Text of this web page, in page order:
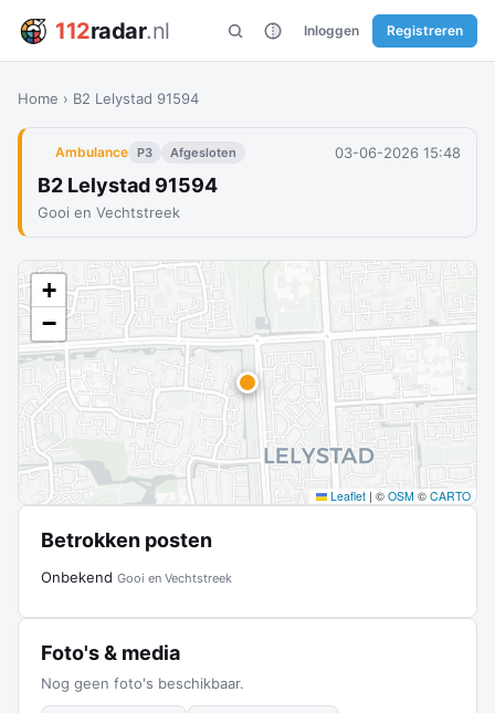
112radar.nl Inloggen Registreren
Home › B2 Lelystad 91594
Ambulance P3 Afgesloten 03-06-2026 15:48
B2 Lelystad 91594
Gooi en Vechtstreek
+
−
Leaflet | © OSM © CARTO
Betrokken posten
Onbekend Gooi en Vechtstreek
Foto's & media
Nog geen foto's beschikbaar.